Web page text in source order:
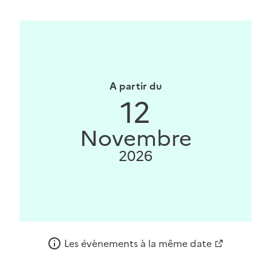
A partir du
12
Novembre
2026
Les évènements à la même date